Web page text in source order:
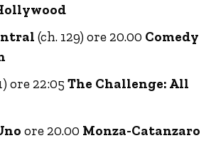
(ch. 129) ore 20.00 Comedy
ore 22:05 The Challenge: All
ore 20.00 Monza-Catanzaro